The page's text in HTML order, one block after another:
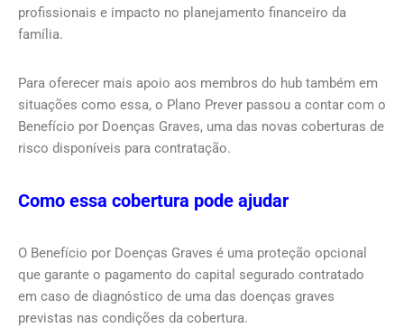
profissionais e impacto no planejamento financeiro da
família.
Para oferecer mais apoio aos membros do hub também em
situações como essa, o Plano Prever passou a contar com o
Benefício por Doenças Graves, uma das novas coberturas de
risco disponíveis para contratação.
Como essa cobertura pode ajudar
O Benefício por Doenças Graves é uma proteção opcional
que garante o pagamento do capital segurado contratado
em caso de diagnóstico de uma das doenças graves
previstas nas condições da cobertura.